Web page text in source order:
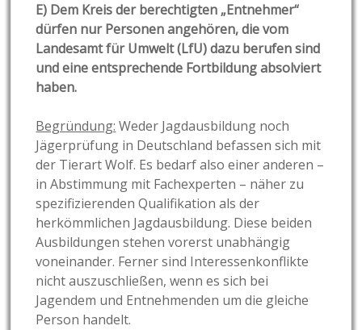
E) Dem Kreis der berechtigten „Entnehmer“
dürfen nur Personen angehören, die vom
Landesamt für Umwelt (LfU) dazu berufen sind
und eine entsprechende Fortbildung absolviert
haben.
Begründung: Weder Jagdausbildung noch
Jägerprüfung in Deutschland befassen sich mit
der Tierart Wolf. Es bedarf also einer anderen –
in Abstimmung mit Fachexperten – näher zu
spezifizierenden Qualifikation als der
herkömmlichen Jagdausbildung. Diese beiden
Ausbildungen stehen vorerst unabhängig
voneinander. Ferner sind Interessenkonflikte
nicht auszuschließen, wenn es sich bei
Jagendem und Entnehmenden um die gleiche
Person handelt.